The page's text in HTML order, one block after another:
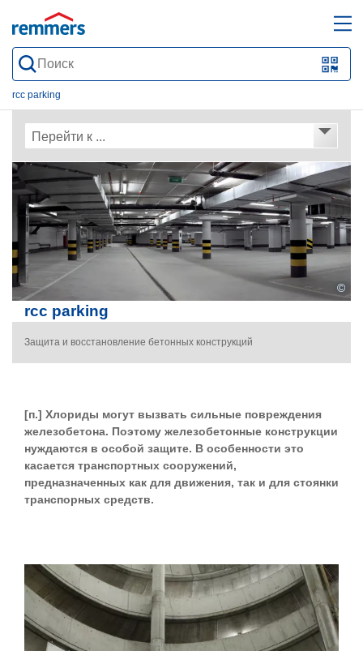
QR-
oder
form
rcc parking
Перейти к ...
©
rcc parking
Защита и восстановление бетонных конструкций
[п.] Хлориды могут вызвать сильные повреждения
железобетона. Поэтому железобетонные конструкции
нуждаются в особой защите. В особенности это
касается транспортных сооружений,
предназначенных как для движения, так и для стоянки
транспорных средств.